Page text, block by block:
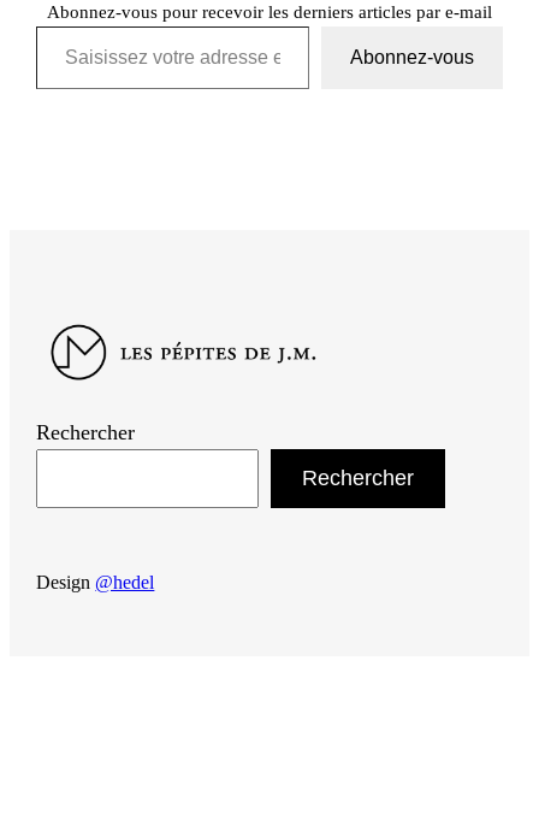
Abonnez-vous pour recevoir les derniers articles par e-mail
Saisissez votre adresse e-mail…
Abonnez-vous
Rechercher
Rechercher
Design @hedel